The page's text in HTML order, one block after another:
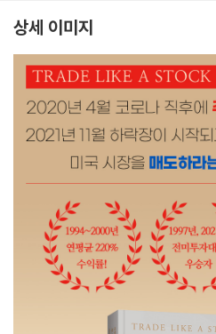
상세 이미지